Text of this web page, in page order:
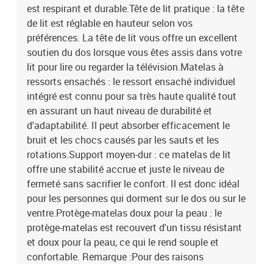
est respirant et durable.Tête de lit pratique : la tête
de lit est réglable en hauteur selon vos
préférences. La tête de lit vous offre un excellent
soutien du dos lorsque vous êtes assis dans votre
lit pour lire ou regarder la télévision.Matelas à
ressorts ensachés : le ressort ensaché individuel
intégré est connu pour sa très haute qualité tout
en assurant un haut niveau de durabilité et
d'adaptabilité. Il peut absorber efficacement le
bruit et les chocs causés par les sauts et les
rotations.Support moyen-dur : ce matelas de lit
offre une stabilité accrue et juste le niveau de
fermeté sans sacrifier le confort. Il est donc idéal
pour les personnes qui dorment sur le dos ou sur le
ventre.Protège-matelas doux pour la peau : le
protège-matelas est recouvert d'un tissu résistant
et doux pour la peau, ce qui le rend souple et
confortable. Remarque :Pour des raisons